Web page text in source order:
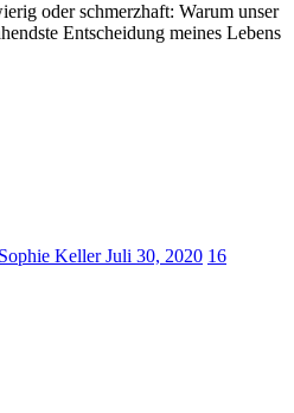
Entscheidung meines Lebens
KellerJuli 30, 2020 16